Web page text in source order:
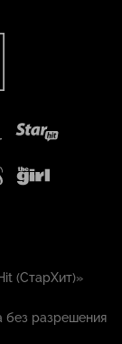
(СтарХит)»
без разрешения